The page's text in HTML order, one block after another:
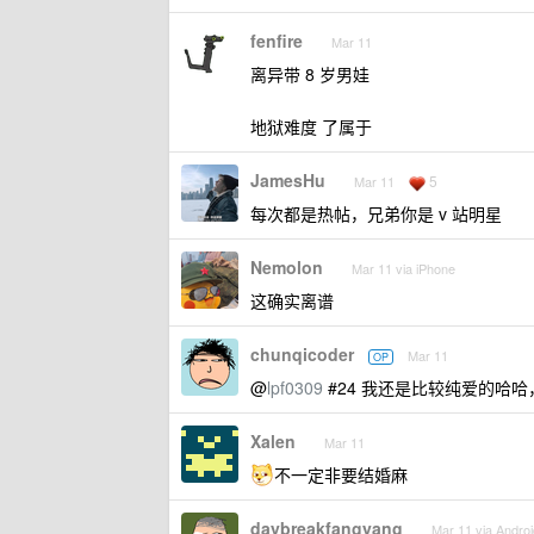
fenfire Mar 11
离异带 8 岁男娃
地狱难度 了属于
JamesHu Mar 11 5
每次都是热帖，兄弟你是 v 站明星
Nemolon Mar 11 via iPhone
这确实离谱
chunqicoder OP Mar 11
@lpf0309 #24 我还是比较纯爱的哈哈
Xalen Mar 11
不一定非要结婚麻
daybreakfangyang Mar 11 via